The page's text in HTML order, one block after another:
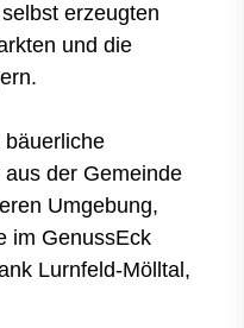
erzeugten
und die
bäuerliche
der Gemeinde
Umgebung,
im GenussEck
Lurnfeld-Mölltal,